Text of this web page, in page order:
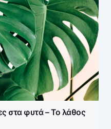
στα φυτά – Το λάθος